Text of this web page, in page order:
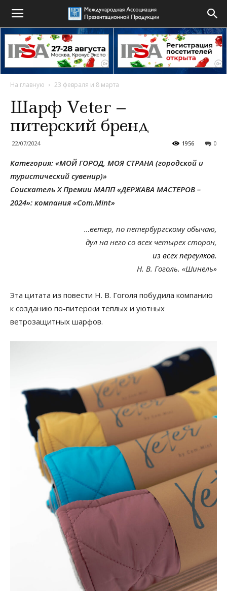
На главную 23 февраля и 8 марта
Шарф Veter –
питерский бренд
22/07/2024 0
1956
Категория: «МОЙ ГОРОД, МОЯ СТРАНА (городской и
туристический сувенир)»
Соискатель X Премии МАПП «ДЕРЖАВА МАСТЕРОВ –
2024»: компания «Com.Mint»
…ветер, по петербургскому обычаю,
дул на него со всех четырех сторон,
из всех переулков.
Н. В. Гоголь. «Шинель»
Эта цитата из повести Н. В. Гоголя побудила компанию
к созданию по-питерски теплых и уютных
ветрозащитных шарфов.